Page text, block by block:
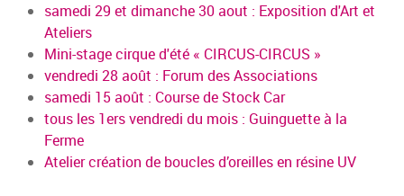
samedi 29 et dimanche 30 aout : Exposition d'Art et
Ateliers
Mini-stage cirque d'été « CIRCUS-CIRCUS »
vendredi 28 août : Forum des Associations
samedi 15 août : Course de Stock Car
tous les 1ers vendredi du mois : Guinguette à la
Ferme
Atelier création de boucles d’oreilles en résine UV